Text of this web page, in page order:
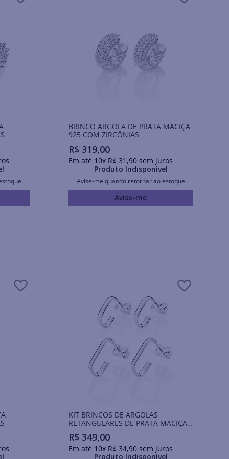
BRINCO ARGOLA DE PRATA MACIÇA
925 COM ZIRCÔNIAS
R$ 319,00
Em até 10x R$ 31 ,90sem juros
Produto Indisponível
Avise-me quando retornar ao estoque
Avise-me
KIT BRINCOS DE ARGOLAS
RETANGULARES DE PRATA MACIÇA
R$ 349,00
Em até 10x R$ 34,90sem juros
Produto Indisponível